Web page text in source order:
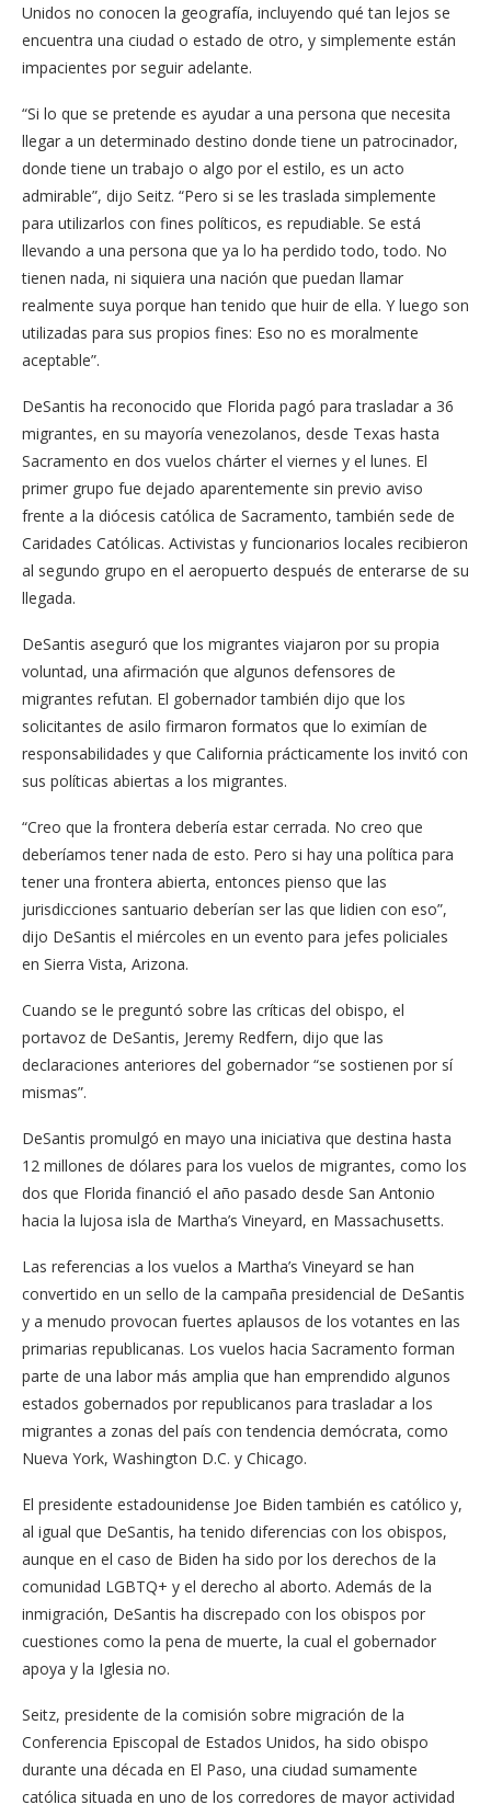
Unidos no conocen la geografía, incluyendo qué tan lejos se
encuentra una ciudad o estado de otro, y simplemente están
impacientes por seguir adelante.
“Si lo que se pretende es ayudar a una persona que necesita
llegar a un determinado destino donde tiene un patrocinador,
donde tiene un trabajo o algo por el estilo, es un acto
admirable”, dijo Seitz. “Pero si se les traslada simplemente
para utilizarlos con fines políticos, es repudiable. Se está
llevando a una persona que ya lo ha perdido todo, todo. No
tienen nada, ni siquiera una nación que puedan llamar
realmente suya porque han tenido que huir de ella. Y luego son
utilizadas para sus propios fines: Eso no es moralmente
aceptable”.
DeSantis ha reconocido que Florida pagó para trasladar a 36
migrantes, en su mayoría venezolanos, desde Texas hasta
Sacramento en dos vuelos chárter el viernes y el lunes. El
primer grupo fue dejado aparentemente sin previo aviso
frente a la diócesis católica de Sacramento, también sede de
Caridades Católicas. Activistas y funcionarios locales recibieron
al segundo grupo en el aeropuerto después de enterarse de su
llegada.
DeSantis aseguró que los migrantes viajaron por su propia
voluntad, una afirmación que algunos defensores de
migrantes refutan. El gobernador también dijo que los
solicitantes de asilo firmaron formatos que lo eximían de
responsabilidades y que California prácticamente los invitó con
sus políticas abiertas a los migrantes.
“Creo que la frontera debería estar cerrada. No creo que
deberíamos tener nada de esto. Pero si hay una política para
tener una frontera abierta, entonces pienso que las
jurisdicciones santuario deberían ser las que lidien con eso”,
dijo DeSantis el miércoles en un evento para jefes policiales
en Sierra Vista, Arizona.
Cuando se le preguntó sobre las críticas del obispo, el
portavoz de DeSantis, Jeremy Redfern, dijo que las
declaraciones anteriores del gobernador “se sostienen por sí
mismas”.
DeSantis promulgó en mayo una iniciativa que destina hasta
12 millones de dólares para los vuelos de migrantes, como los
dos que Florida financió el año pasado desde San Antonio
hacia la lujosa isla de Martha’s Vineyard, en Massachusetts.
Las referencias a los vuelos a Martha’s Vineyard se han
convertido en un sello de la campaña presidencial de DeSantis
y a menudo provocan fuertes aplausos de los votantes en las
primarias republicanas. Los vuelos hacia Sacramento forman
parte de una labor más amplia que han emprendido algunos
estados gobernados por republicanos para trasladar a los
migrantes a zonas del país con tendencia demócrata, como
Nueva York, Washington D.C. y Chicago.
El presidente estadounidense Joe Biden también es católico y,
al igual que DeSantis, ha tenido diferencias con los obispos,
aunque en el caso de Biden ha sido por los derechos de la
comunidad LGBTQ+ y el derecho al aborto. Además de la
inmigración, DeSantis ha discrepado con los obispos por
cuestiones como la pena de muerte, la cual el gobernador
apoya y la Iglesia no.
Seitz, presidente de la comisión sobre migración de la
Conferencia Episcopal de Estados Unidos, ha sido obispo
durante una década en El Paso, una ciudad sumamente
católica situada en uno de los corredores de mayor actividad